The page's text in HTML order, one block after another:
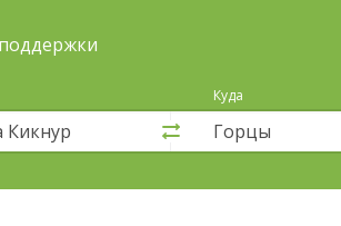
Куда